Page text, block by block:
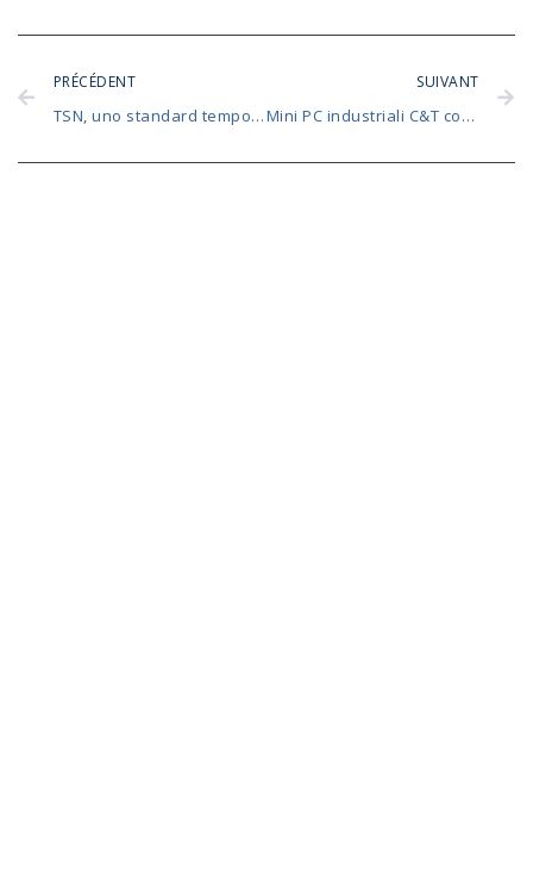
PRÉCÉDENT
TSN, uno standard temporale per la sincronizzazione delle reti IIoT
SUIVANT
Mini PC industriali C&T contro mini PC Intel NUC